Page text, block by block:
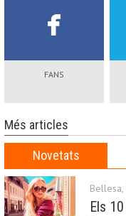
FANS
Més articles
Novetats
Bellesa,